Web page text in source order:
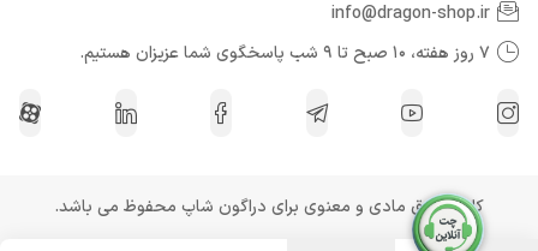
info@dragon-shop.ir
7 روز هفته، 10 صبح تا 9 شب پاسخگوی شما عزیزان هستیم.
کلیه حقوق مادی و معنوی برای دراگون شاپ محفوظ می باشد.